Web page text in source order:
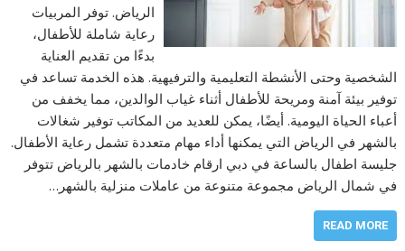
الرياض. توفر المربيات
رعاية شاملة للأطفال،
بدءًا من تقديم العناية
الشخصية وحتى الأنشطة التعليمية والترفيهية. هذه الخدمة تساعد في
توفير بيئة آمنة ومريحة للأطفال أثناء غياب الوالدين، مما يخفف من
أعباء الحياة اليومية. أيضًا، يمكن للعديد من المكاتب توفير شغالات
بالشهر في الرياض التي يمكنها أداء مهام متعددة تشمل رعاية الأطفال.
جليسة اطفال بالساعة في دبي ارقام خادمات بالشهر بالرياض تتوفر
في شمال الرياض مجموعة متنوعة من عاملات منزلية بالشهر…
READ MORE